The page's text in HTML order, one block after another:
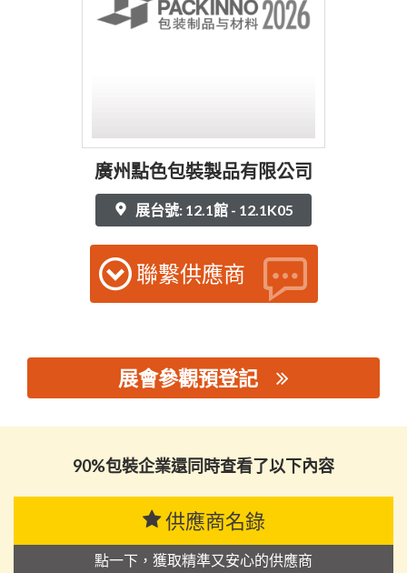
廣州點色包裝製品有限公司
展台號: 12.1館 - 12.1K05
聯繫供應商
展會參觀預登記
90%包裝企業還同時查看了以下內容
供應商名錄
點一下，獲取精準又安心的供應商